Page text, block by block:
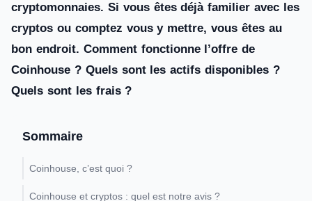
cryptomonnaies. Si vous êtes déjà familier avec les
cryptos ou comptez vous y mettre, vous êtes au
bon endroit. Comment fonctionne l’offre de
Coinhouse ? Quels sont les actifs disponibles ?
Quels sont les frais ?
Sommaire
Coinhouse, c’est quoi ?
Coinhouse et cryptos : quel est notre avis ?